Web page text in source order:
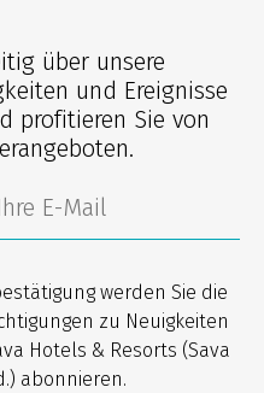
über unsere
und Ereignisse
profitieren Sie von
werden Sie die
zu Neuigkeiten
Hotels & Resorts (Sava
abonnieren.